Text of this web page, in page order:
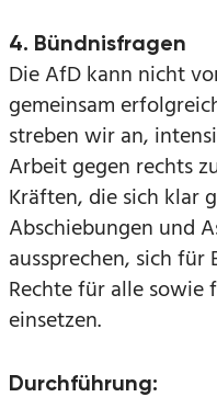
4. Bündnisfragen
Die AfD kann nicht
gemeinsam
streben wir an,
Arbeit gegen rechts
Kräften, die sich klar
Abschiebungen und
aussprechen, sich
Rechte für alle sowie
einsetzen.
Durchführung: